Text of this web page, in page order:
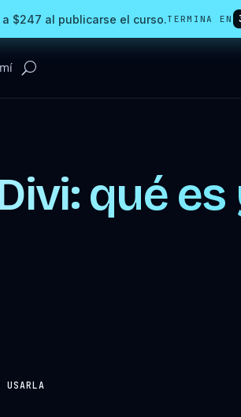
a $247 al publicarse el curso.TERMINA EN
qué